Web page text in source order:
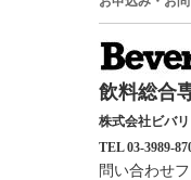
飲料総合
株式会社ビバ
TEL 03-3989-
問い合わせ